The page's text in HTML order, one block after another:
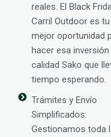
reales. El Black
Carril Outdoor es tu
mejor oportunidad
hacer esa inversión
calidad Sako que
tiempo esperando.
Trámites y Envío
Simplificados:
Gestionamos toda